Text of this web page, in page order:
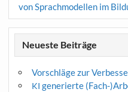
von Sprachmodellen im
Neueste Beiträge
Vorschläge zur
KI generierte (Fach-